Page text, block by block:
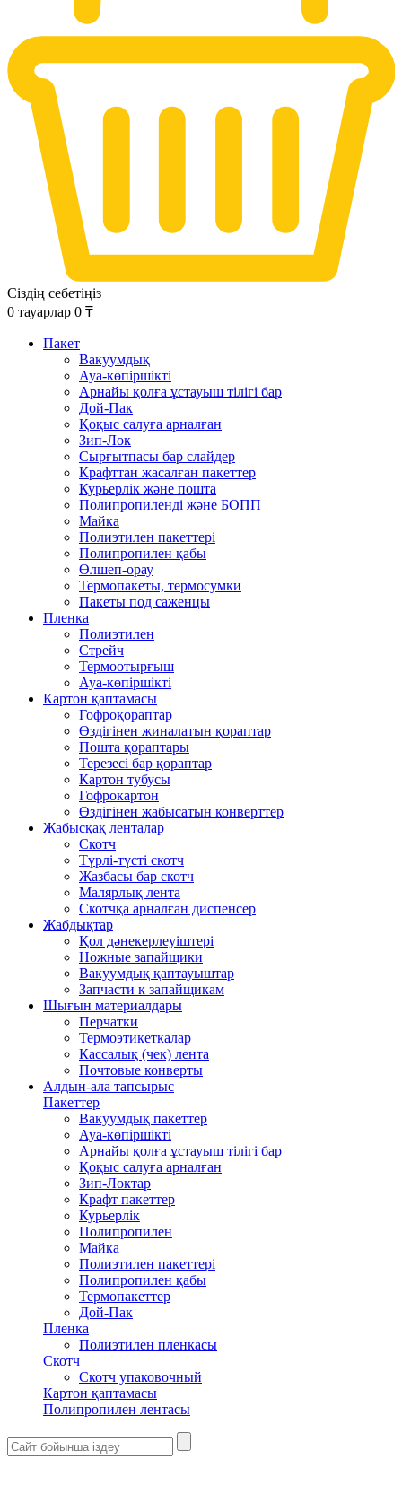
Сіздің себетіңіз
0 тауарлар 0 ₸
Пакет
Вакуумдық
Ауа-көпіршікті
Арнайы қолға ұстауыш тілігі бар
Дой-Пак
Қоқыс салуға арналған
Зип-Лок
Сырғытпасы бар слайдер
Крафттан жасалған пакеттер
Курьерлік және пошта
Полипропиленді және БОПП
Майка
Полиэтилен пакеттері
Полипропилен қабы
Өлшеп-орау
Термопакеты, термосумки
Пакеты под саженцы
Пленка
Полиэтилен
Стрейч
Термоотырғыш
Ауа-көпіршікті
Картон қаптамасы
Гофроқораптар
Өздігінен жиналатын қораптар
Пошта қораптары
Терезесі бар қораптар
Картон тубусы
Гофрокартон
Өздігінен жабысатын конверттер
Жабысқақ ленталар
Скотч
Түрлі-түсті скотч
Жазбасы бар скотч
Малярлық лента
Скотчқа арналған диспенсер
Жабдықтар
Қол дәнекерлеуіштері
Ножные запайщики
Вакуумдық қаптауыштар
Запчасти к запайщикам
Шығын материалдары
Перчатки
Термоэтикеткалар
Кассалық (чек) лента
Почтовые конверты
Алдын-ала тапсырыс
Пакеттер
Вакуумдық пакеттер
Ауа-көпіршікті
Арнайы қолға ұстауыш тілігі бар
Қоқыс салуға арналған
Зип-Локтар
Крафт пакеттер
Курьерлік
Полипропилен
Майка
Полиэтилен пакеттері
Полипропилен қабы
Термопакеттер
Дой-Пак
Пленка
Полиэтилен пленкасы
Скотч
Скотч упаковочный
Картон қаптамасы
Полипропилен лентасы